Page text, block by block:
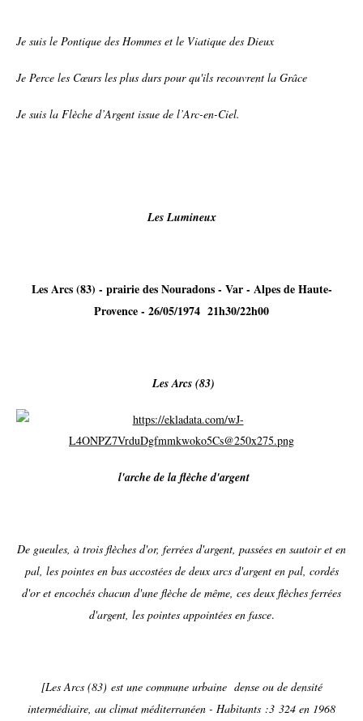
Je suis le Pontique des Hommes et le Viatique des Dieux
Je Perce les Cœurs les plus durs pour qu'ils recouvrent la Grâce
Je suis la Flèche d’Argent issue de l’Arc-en-Ciel.
Les Lumineux
Les Arcs (83) - prairie des Nouradons - Var - Alpes de Haute-
Provence - 26/05/1974 21h30/22h00
Les Arcs (83)
l'arche de la flèche d'argent
De gueules, à trois flèches d'or, ferrées d'argent, passées en sautoir et en
pal, les pointes en bas accostées de deux arcs d'argent en pal, cordés
d'or et encochés chacun d'une flèche de même, ces deux flèches ferrées
d'argent, les pointes appointées en fasce.
[Les Arcs (83) est une commune urbaine dense ou de densité
intermédiaire, au climat méditerranéen - Habitants :3 324 en 1968